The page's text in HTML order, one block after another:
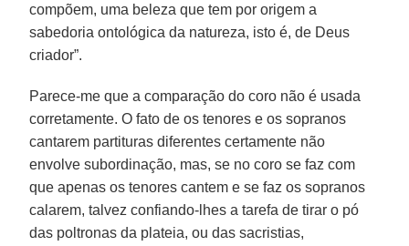
compõem, uma beleza que tem por origem a
sabedoria ontológica da natureza, isto é, de Deus
criador”.
Parece-me que a comparação do coro não é usada
corretamente. O fato de os tenores e os sopranos
cantarem partituras diferentes certamente não
envolve subordinação, mas, se no coro se faz com
que apenas os tenores cantem e se faz os sopranos
calarem, talvez confiando-lhes a tarefa de tirar o pó
das poltronas da plateia, ou das sacristias,